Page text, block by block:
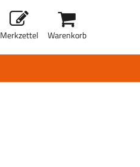
Merkzettel Warenkorb